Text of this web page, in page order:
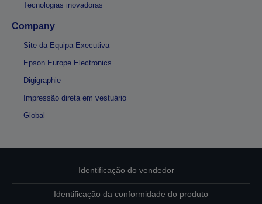
Tecnologias inovadoras
Company
Site da Equipa Executiva
Epson Europe Electronics
Digigraphie
Impressão direta em vestuário
Global
Identificação do vendedor
Identificação da conformidade do produto